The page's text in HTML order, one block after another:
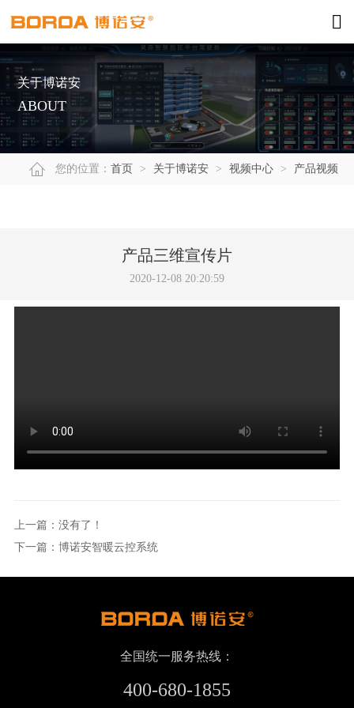
关于博诺安
ABOUT
您的位置： 首页 > 关于博诺安 > 视频中心 > 产品视频
产品三维宣传片
2020-12-08 20:20:59
上一篇：没有了！
下一篇：博诺安智暖云控系统
全国统一服务热线：
400-680-1855